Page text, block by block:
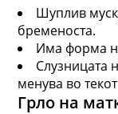
Шуплив
бременоста.
Има форма
Слузницата
менува во
Грло на